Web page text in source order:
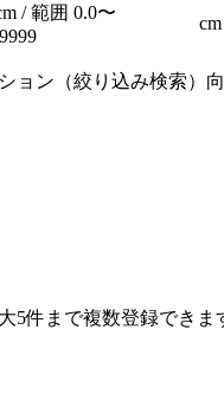
/ 範囲 0.0〜
cm
ン（絞り込み検索）
5件まで複数登録でき